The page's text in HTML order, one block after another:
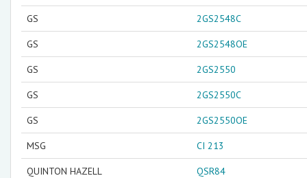
GS 2GS2548C
GS 2GS2548OE
GS 2GS2550
GS 2GS2550C
GS 2GS2550OE
MSG CI 213
QUINTON HAZELL QSR84